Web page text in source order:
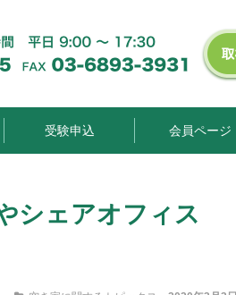
受験申込 会員ページ
シェアオフィス